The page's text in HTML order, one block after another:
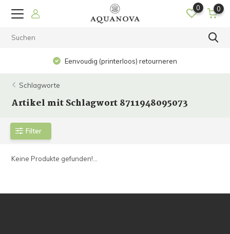
0 0
Eenvoudig (printerloos) retourneren
Schlagworte
Artikel mit Schlagwort 8711948095073
Filter
Keine Produkte gefunden!...